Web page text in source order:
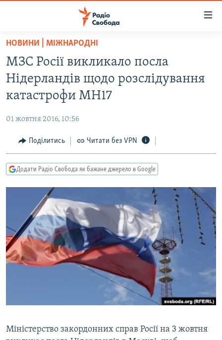
Перейти
основного
матеріалу
Перейти
до
основної
Перейти
до
пошуку
СТАТТІ
СУСПІЛЬСТВО
СВІТ
РОСІЙСЬКА «ФІЛЬТРАЦІЯ»
ДОНБАС.РЕАЛІЇ
ТИ ЯК?
КИТАЙ.ВИКЛИКИ
МУЛЬТИМЕДІА
ФОТО
СПЕЦПРОЄКТИ
РУС
НОВИНИ | МІЖНАРОДНІ
МЗС Росії викликало посла
Нідерландів щодо розслідування
катастрофи MH17
01 жовтня 2016, 10:56
Поділитись Читати без VPN
Додати Радіо Свобода як бажане джерело в Google
Міністерство закордонних справ Росії на 3 жовтня